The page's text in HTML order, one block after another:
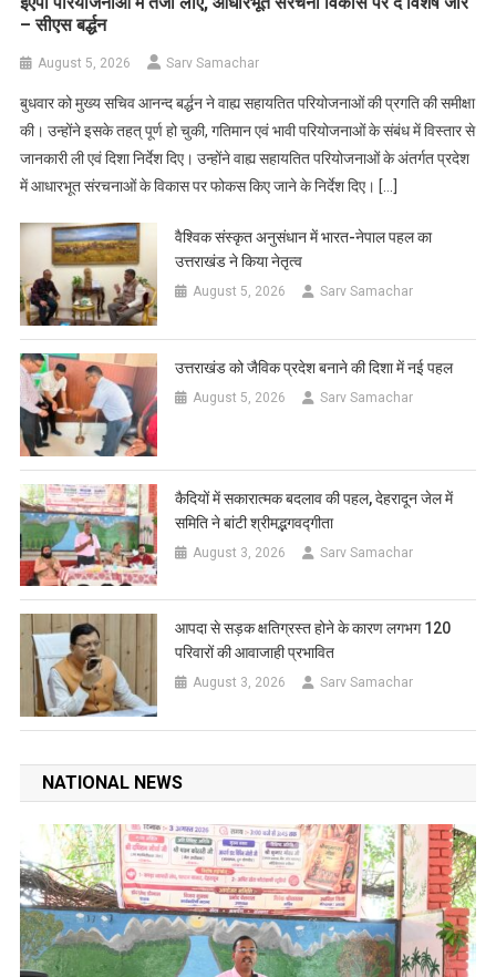
– सीएस बर्द्धन
August 5, 2026 Sarv Samachar
बुधवार को मुख्य सचिव आनन्द बर्द्धन ने वाह्य सहायतित परियोजनाओं की प्रगति की समीक्षा
की। उन्होंने इसके तहत् पूर्ण हो चुकी, गतिमान एवं भावी परियोजनाओं के संबंध में विस्तार से
जानकारी ली एवं दिशा निर्देश दिए। उन्होंने वाह्य सहायतित परियोजनाओं के अंतर्गत प्रदेश
में आधारभूत संरचनाओं के विकास पर फोकस किए जाने के निर्देश दिए। […]
वैश्विक संस्कृत अनुसंधान में भारत-नेपाल पहल का
उत्तराखंड ने किया नेतृत्व
August 5, 2026 Sarv Samachar
उत्तराखंड को जैविक प्रदेश बनाने की दिशा में नई पहल
August 5, 2026 Sarv Samachar
कैदियों में सकारात्मक बदलाव की पहल, देहरादून जेल में
समिति ने बांटी श्रीमद्भगवद्गीता
August 3, 2026 Sarv Samachar
आपदा से सड़क क्षतिग्रस्त होने के कारण लगभग 120
परिवारों की आवाजाही प्रभावित
August 3, 2026 Sarv Samachar
NATIONAL NEWS